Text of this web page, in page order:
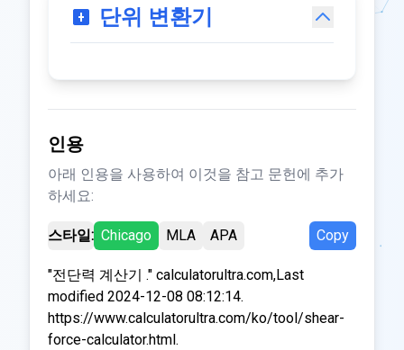
단위 변환기
인용
아래 인용을 사용하여 이것을 참고 문헌에 추가
하세요:
스타일: Chicago MLA APA Copy
"전단력 계산기 ." calculatorultra.com,Last
modified 2024-12-08 08:12:14.
https://www.calculatorultra.com/ko/tool/shear-
force-calculator.html.